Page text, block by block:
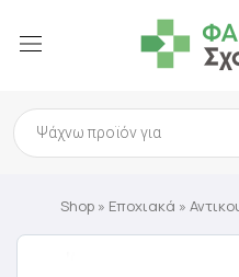
Products
search
Shop » Εποχιακά »